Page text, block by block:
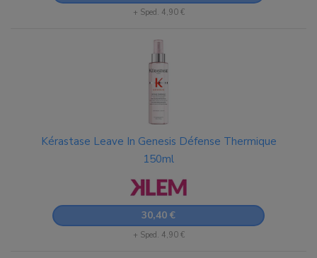
+ Sped. 4,90 €
Kérastase Leave In Genesis Défense Thermique
150ml
30,40 €
+ Sped. 4,90 €